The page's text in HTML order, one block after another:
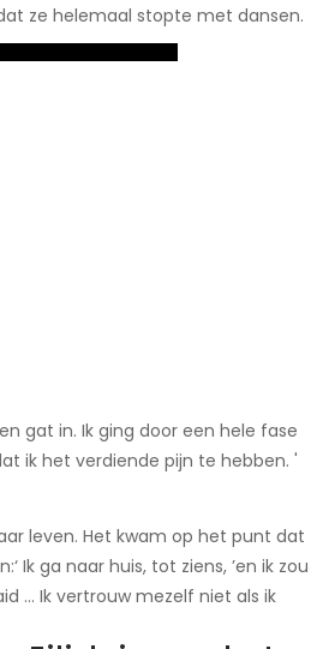
ze helemaal stopte met dansen.
gat in. Ik ging door een hele fase
ik het verdiende pijn te hebben. '
leven. Het kwam op het punt dat
Ik ga naar huis, tot ziens, ’en ik zou
... Ik vertrouw mezelf niet als ik